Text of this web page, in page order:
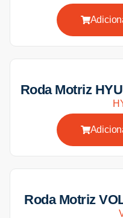
Roda Motriz
Roda Motriz